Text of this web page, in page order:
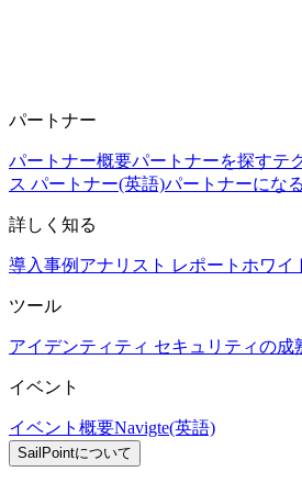
パートナー
パートナー概要パートナーを探すテ
ス パートナー(英語)パートナーにな
詳しく知る
導入事例 アナリスト レポート ホワイ
ツール
アイデンティティ セキュリティの成
イベント
イベント概要Navigte(英語)
SailPointについて